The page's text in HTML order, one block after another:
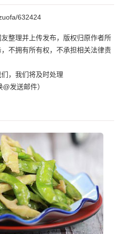
632424
整理并上传发布，版权归原作者所
不拥有所有权，不承担相关法律责
，我们将及时处理
发送邮件）